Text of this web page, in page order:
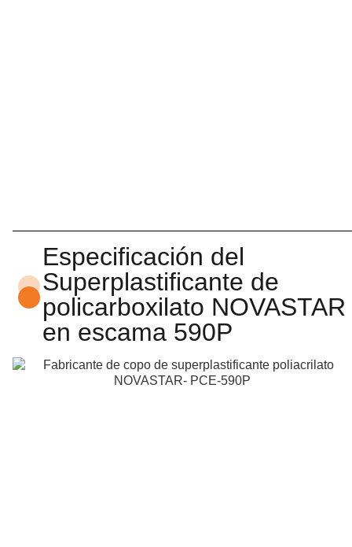
Especificación del
Superplastificante de
policarboxilato NOVASTAR
en escama 590P